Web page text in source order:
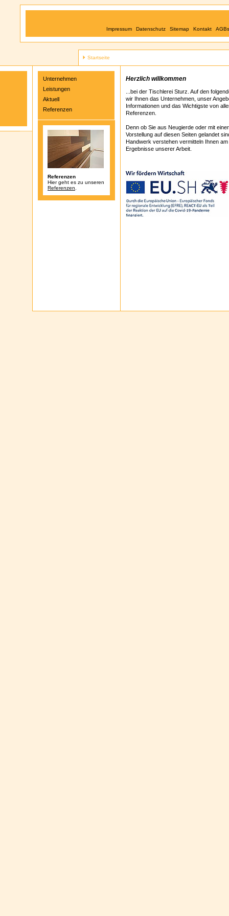
Impressum Datenschutz Sitemap Kontakt AGBs
Startseite
Unternehmen
Leistungen
Aktuell
Referenzen
Referenzen
Hier geht es zu unseren
Referenzen
Herzlich willkommen
...bei der Tischlerei Sturz. Auf den
wir Ihnen das Unternehmen, unser
Informationen und das Wichtigste von
Referenzen.
Denn ob Sie aus Neugierde oder mit
Vorstellung auf diesen Seiten gelandet
Handwerk verstehen vermitteln Ihnen
Ergebnisse unserer Arbeit.